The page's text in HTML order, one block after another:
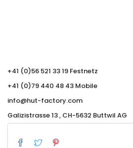
+41 (0)56 521 33 19 Festnetz
+41 (0)79 440 48 43 Mobile
info@hut-factory.com
Galizistrasse 13 , CH-5632 Buttwil AG